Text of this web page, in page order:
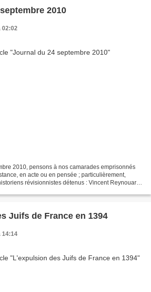
2010
02:02
2010, pensons à nos camarades emprisonnés
en acte ou en pensée ; particulièrement,
révisionnistes détenus : Vincent Reynouard
Juifs de France en 1394
14:14